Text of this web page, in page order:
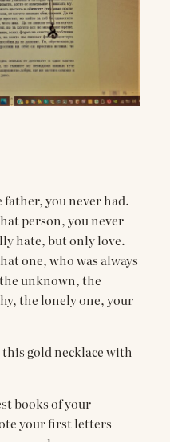
father, you never had.
person, you never
hate, but only love.
one, who was always
unknown, the
the lonely one, your
gold necklace with
books of your
your first letters